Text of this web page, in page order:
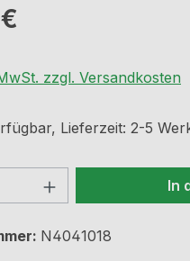
zzgl. Versandkosten
Lieferzeit: 2-5
Anzahl: Gib den
In
N4041018